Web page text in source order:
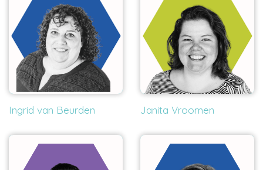
Ingrid van Beurden Janita Vroomen